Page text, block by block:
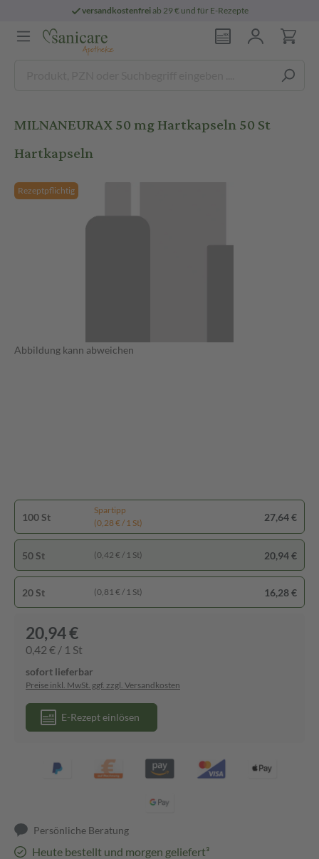
versandkostenfreiab 29 € und für E-Rezepte
MILNANEURAX 50 mg Hartkapseln 50 St
Hartkapseln
Rezeptpflichtig
Abbildung kann abweichen
100 St
Spartipp
(0,28 € / 1 St)
27,64 €
50 St (0,42 € / 1 St) 20,94 €
20 St (0,81 € / 1 St) 16,28 €
20,94 €
0,42 € / 1 St
sofort lieferbar
Preise inkl. MwSt. ggf. zzgl. Versandkosten
E-Rezept einlösen
Persönliche Beratung
Heute bestellt und morgen geliefert³